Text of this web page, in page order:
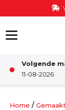
Ga naar de inhoud
Volgende
11-08-2026
Home /